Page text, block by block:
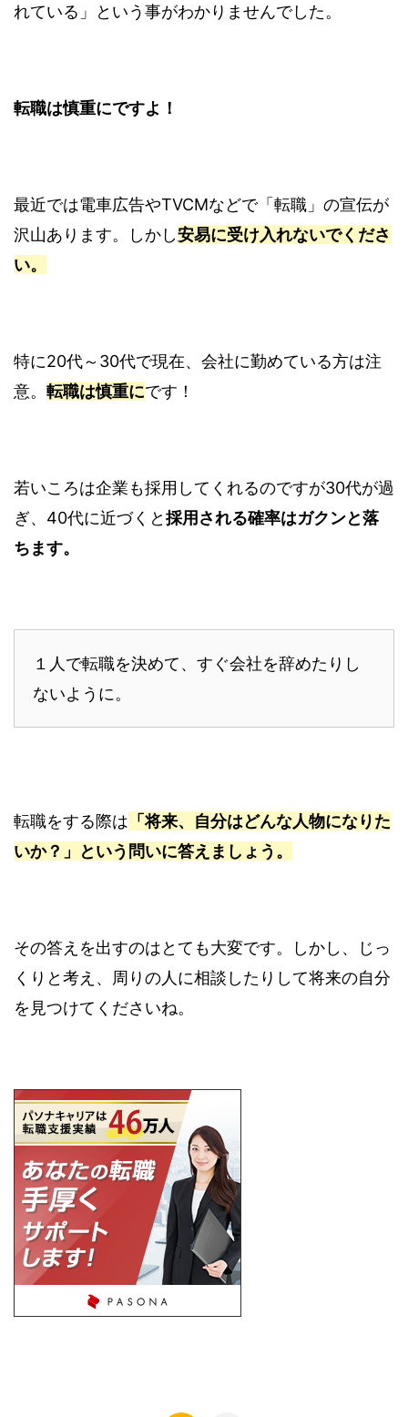
れている」という事がわかりませんでした。
転職は慎重にですよ！
最近では電車広告やTVCMなどで「転職」の宣伝が
沢山あります。しかし安易に受け入れないでくださ
い。
特に20代～30代で現在、会社に勤めている方は注
意。 転職は慎重にです！
若いころは企業も採用してくれるのですが30代が過
ぎ、40代に近づくと採用される確率はガクンと落
ちます。
１人で転職を決めて、すぐ会社を辞めたりし
ないように。
転職をする際は 「将来、自分はどんな人物になりた
いか？」という問いに答えましょう。
その答えを出すのはとても大変です。しかし、じっ
くりと考え、周りの人に相談したりして将来の自分
を見つけてくださいね。